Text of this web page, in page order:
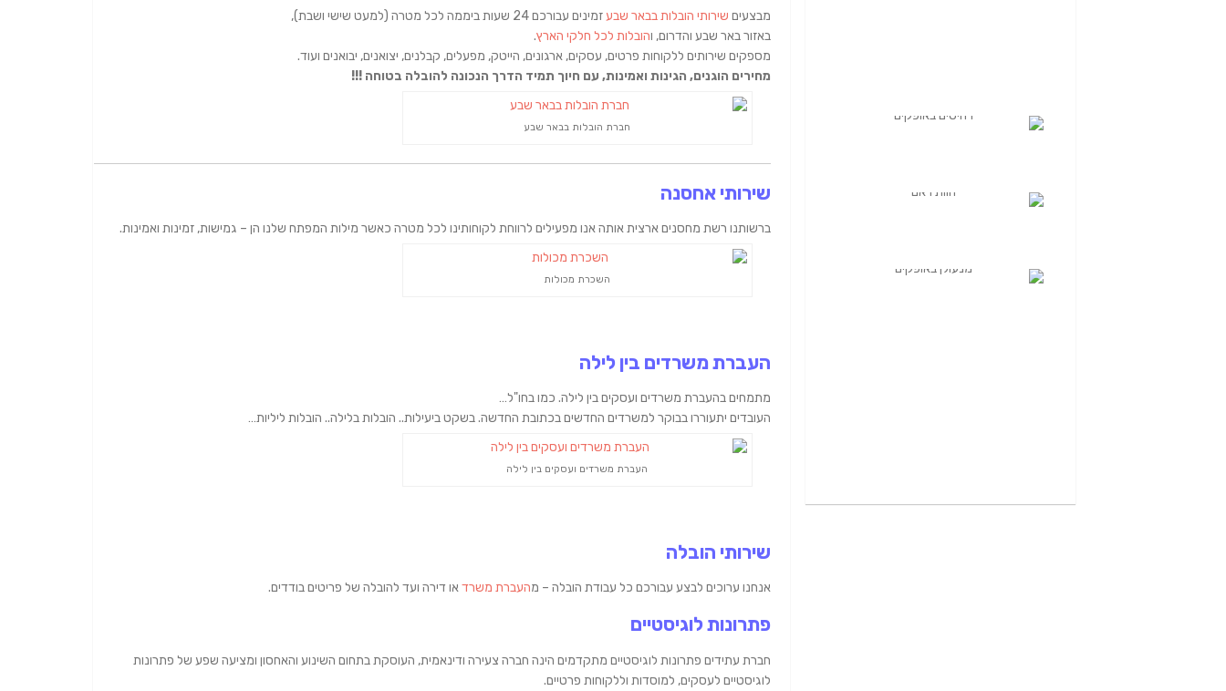
מבצעים שירותי הובלות בבאר שבע זמינים עבורכם 24 שעות ביממה לכל מטרה (למעט שישי ושבת),
באזור באר שבע והדרום, והובלות לכל חלקי הארץ.
מספקים שירותים ללקוחות פרטים, עסקים, ארגונים, הייטק, מפעלים, קבלנים, יצואנים, יבואנים ועוד.
מחירים הוגנים, הגינות ואמינות, עם חיוך תמיד הדרך הנכונה להובלה בטוחה !!!
חברת הובלות בבאר שבע
שירותי אחסנה
ברשותנו רשת מחסנים ארצית אותה אנו מפעילים לרווחת לקוחותינו לכל מטרה כאשר מילות המפתח שלנו הן – גמישות, זמינות ואמינות.
השכרת מכולות
העברת משרדים בין לילה
מתמחים בהעברת משרדים ועסקים בין לילה. כמו בחו"ל…
העובדים יתעוררו בבוקר למשרדים החדשים בכתובת החדשה. בשקט ביעילות.. הובלות בלילה.. הובלות ליליות…
העברת משרדים ועסקים בין לילה
שירותי הובלה
אנחנו ערוכים לבצע עבורכם כל עבודת הובלה – מהעברת משרדאו דירה ועד להובלה של פריטים בודדים.
פתרונות לוגיסטיים
חברת עתידים פתרונות לוגיסטיים מתקדמים הינה חברה צעירה ודינאמית, העוסקת בתחום השינוע והאחסון ומציעה שפע של פתרונות
לוגיסטיים לעסקים, למוסדות וללקוחות פרטיים.